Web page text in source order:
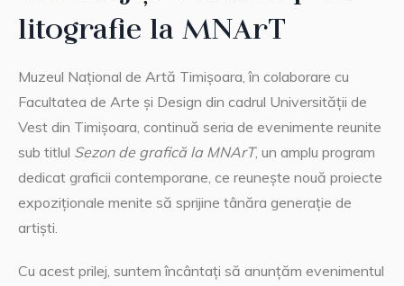
litografie la MNArT
Muzeul Național de Artă Timișoara, în colaborare cu
Facultatea de Arte și Design din cadrul Universității de
Vest din Timișoara, continuă seria de evenimente reunite
sub titlul Sezon de grafică la MNArT, un amplu program
dedicat graficii contemporane, ce reunește nouă proiecte
expoziționale menite să sprijine tânăra generație de
artiști.
Cu acest prilej, suntem încântați să anunțăm evenimentul